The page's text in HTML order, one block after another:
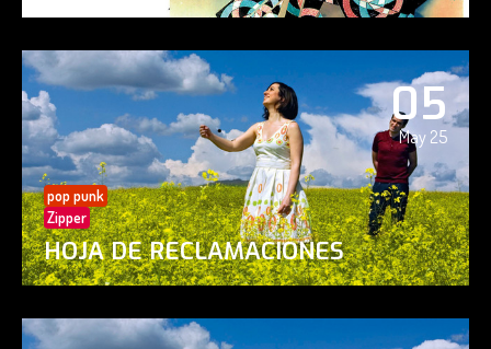
05
May 25
pop punk
Zipper
HOJA DE RECLAMACIONES